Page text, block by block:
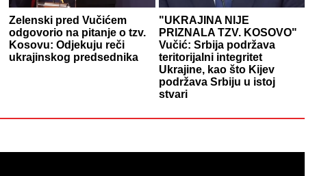
Zelenski pred Vučićem
odgovorio na pitanje o tzv.
Kosovu: Odjekuju reči
ukrajinskog predsednika
"UKRAJINA NIJE
PRIZNALA TZV. KOSOVO"
Vučić: Srbija podržava
teritorijalni integritet
Ukrajine, kao što Kijev
podržava Srbiju u istoj
stvari